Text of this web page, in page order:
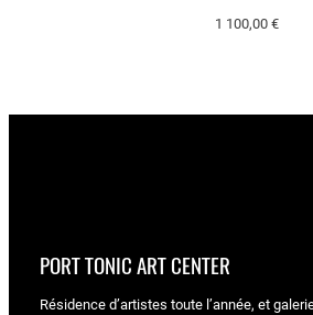
1 100,00 €
PORT TONIC ART CENTER
Résidence d’artistes toute l’année, et